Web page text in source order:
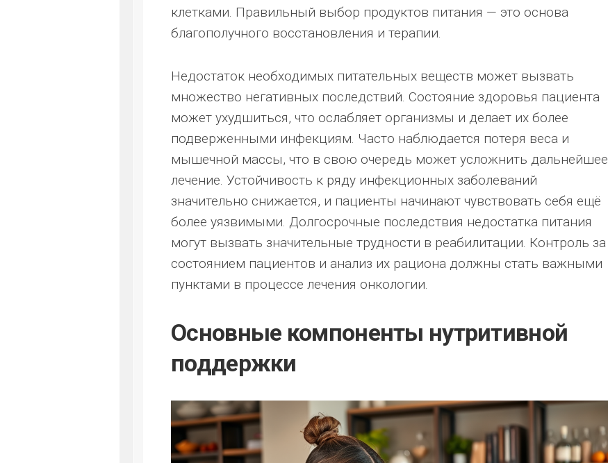
клетками. Правильный выбор продуктов питания — это основа
благополучного восстановления и терапии.
Недостаток необходимых питательных веществ может вызвать
множество негативных последствий. Состояние здоровья пациента
может ухудшиться, что ослабляет организмы и делает их более
подверженными инфекциям. Часто наблюдается потеря веса и
мышечной массы, что в свою очередь может усложнить дальнейшее
лечение. Устойчивость к ряду инфекционных заболеваний
значительно снижается, и пациенты начинают чувствовать себя ещё
более уязвимыми. Долгосрочные последствия недостатка питания
могут вызвать значительные трудности в реабилитации. Контроль за
состоянием пациентов и анализ их рациона должны стать важными
пунктами в процессе лечения онкологии.
Основные компоненты нутритивной
поддержки